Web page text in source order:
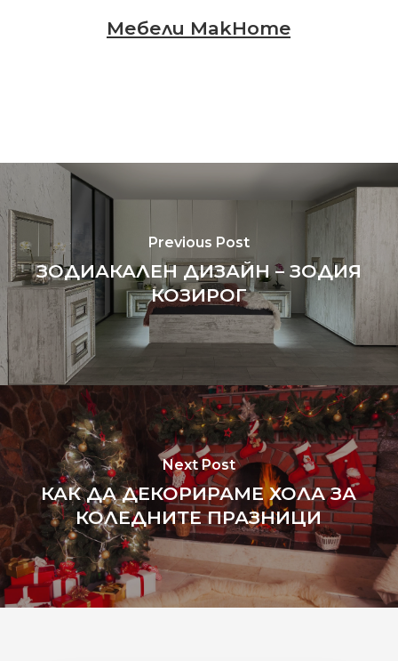
Мебели MakHome
Previous Post
ЗОДИАКАЛЕН ДИЗАЙН – ЗОДИЯ
КОЗИРОГ
Next Post
КАК ДА ДЕКОРИРАМЕ ХОЛА ЗА
КОЛЕДНИТЕ ПРАЗНИЦИ